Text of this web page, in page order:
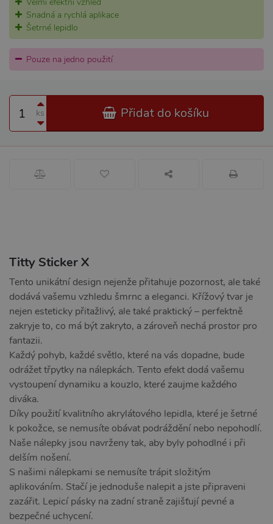
Snadná a rychlá aplikace
Šetrné lepidlo
Pouze na jedno použití
ks Přidat do košíku
Titty Sticker X
Tento unikátní design nejenže přitahuje pozornost, ale také
dodává vašemu vzhledu šmrnc a eleganci. Křížový tvar je
nejen esteticky přitažlivý, ale také praktický – perfektně
zakryje to, co má být zakryto, a zároveň nechá prostor pro
fantazii.
Každý pohyb, každé světlo, které na vás dopadne, bude
odrážet třpytky na nálepkách. Tento efekt dodá vašemu
vystoupení dynamiku a kouzlo, které zaujme každého
diváka.
Díky použití kvalitního akrylátového lepidla, které je šetrné
k pokožce, se nemusíte obávat podráždění nebo nepohodlí.
Naše nálepky jsou navrženy tak, aby byly pohodlné i při
delším nošení.
S našimi nálepkami se nemusíte trápit složitým
aplikováním. Stačí je jednoduše nalepit a jste připraveni
zazářit. Lepicí pásky na zadní straně zajišťují pevné a
bezpečné uchycení.